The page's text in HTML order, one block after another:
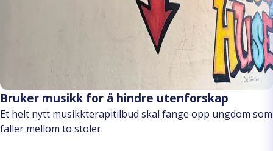
Bruker musikk for å hindre utenforskap
Et helt nytt musikkterapitilbud skal fange opp ungdom som
faller mellom to stoler.